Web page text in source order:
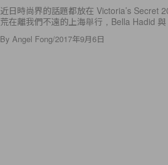
近日時尚界的話題都放在 Victoria’s Secret
荒在離我們不遠的上海舉行，Bella Hadid
By Angel Fong/2017年9月6日